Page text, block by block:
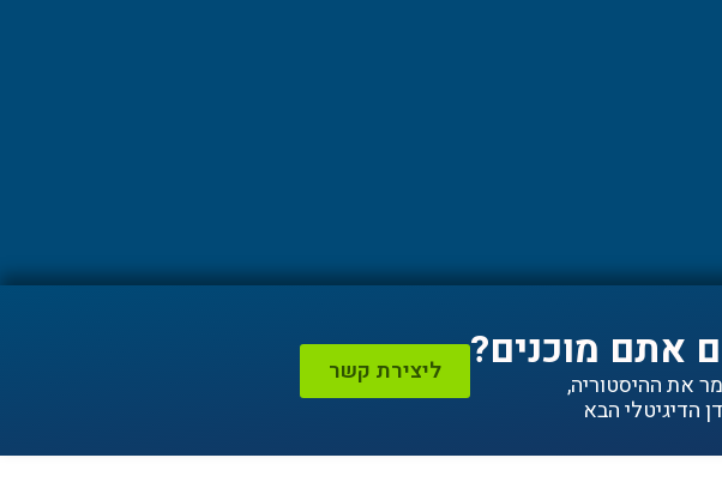
אתם מוכנים?
הדיגיטלי הבא
ליצירת קשר